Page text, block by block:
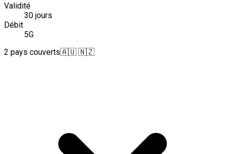
Validité
30 jours
Débit
5G
2 pays couverts🇦🇺 🇳🇿